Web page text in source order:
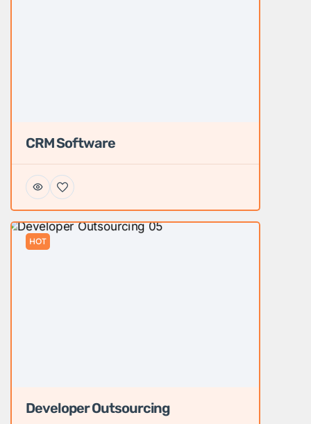
CRM Software
HOT
Developer Outsourcing